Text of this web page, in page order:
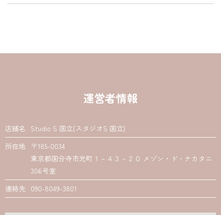
運営者情報
店舗名
Studio S 国立(スタジオS 国立)
所在地
〒185-0034
東京都国分寺市光町１－４３－２０ メゾン・ド・ナカタニ
306号室
連絡先 090-8049-3801